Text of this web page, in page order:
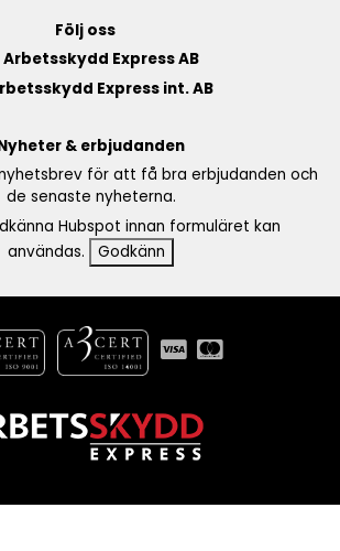
Följ oss
Arbetsskydd Express AB
Express int. AB
& erbjudanden
för att få bra erbjudanden och
de senaste nyheterna.
Hubspot innan formuläret kan
användas.
Godkänn